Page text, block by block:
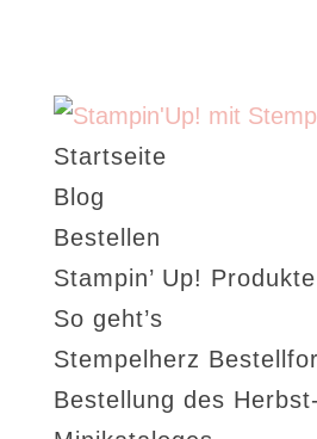
Startseite
Blog
Bestellen
Stampin’ Up!
So geht’s
Stempelherz
Bestellung des